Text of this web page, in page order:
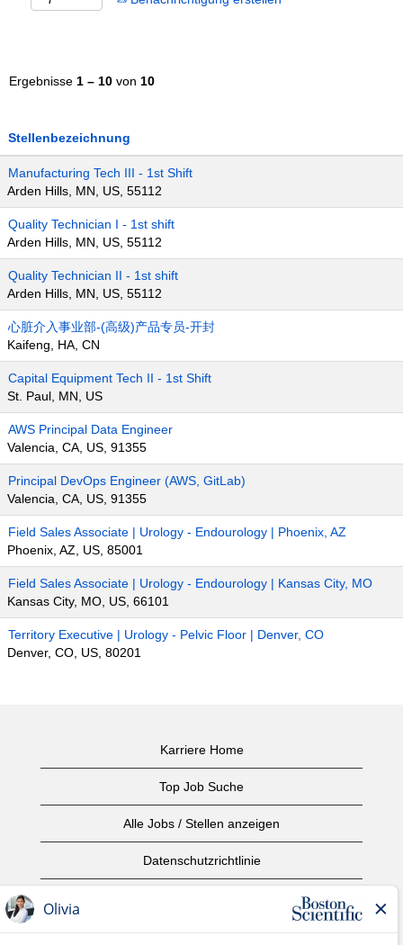
Ergebnisse 1 – 10 von 10
Stellenbezeichnung
Manufacturing Tech III - 1st Shift
Arden Hills, MN, US, 55112
Quality Technician I - 1st shift
Arden Hills, MN, US, 55112
Quality Technician II - 1st shift
Arden Hills, MN, US, 55112
心脏介入事业部-(高级)产品专员-开封
Kaifeng, HA, CN
Capital Equipment Tech II - 1st Shift
St. Paul, MN, US
AWS Principal Data Engineer
Valencia, CA, US, 91355
Principal DevOps Engineer (AWS, GitLab)
Valencia, CA, US, 91355
Field Sales Associate | Urology - Endourology | Phoenix, AZ
Phoenix, AZ, US, 85001
Field Sales Associate | Urology - Endourology | Kansas City, MO
Kansas City, MO, US, 66101
Territory Executive | Urology - Pelvic Floor | Denver, CO
Denver, CO, US, 80201
Karriere Home
Top Job Suche
Alle Jobs / Stellen anzeigen
Datenschutzrichtlinie
Urheberrecht